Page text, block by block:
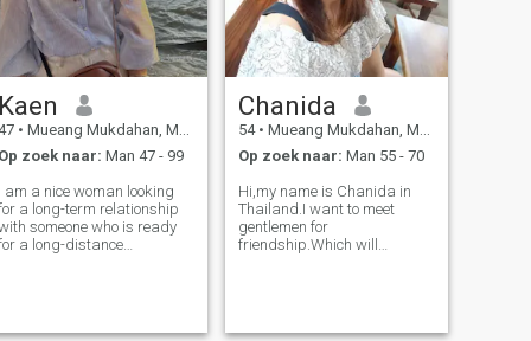
Kaen
• Mueang Mukdahan, Mukdahan, Thailand
Op zoek naar: Man 47 - 99
I am a nice woman looking
a long-term relationship
someone who is ready
a long-distance
in getting to know
Chanida
54 • Mueang Mukdahan, Mukdahan, Thailand
Op zoek naar: Man 55 - 70
Hi,my name is Chanida in
Thailand.I want to meet
gentlemen for
friendship.Which will
interested in getting to know